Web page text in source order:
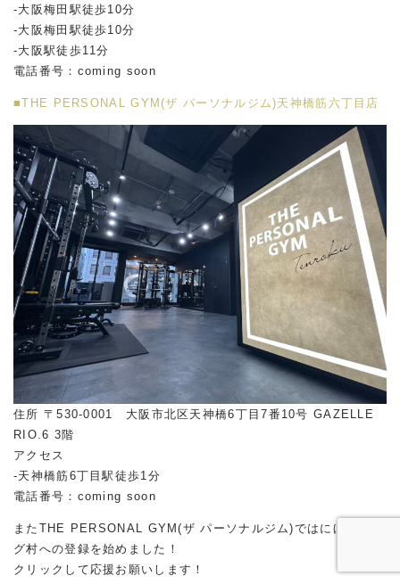
-大阪梅田駅徒歩10分
-大阪梅田駅徒歩10分
-大阪駅徒歩11分
電話番号：coming soon
■THE PERSONAL GYM(ザ パーソナルジム)天神橋筋六丁目店
住所 〒530-0001 大阪市北区天神橋6丁目7番10号 GAZELLE
RIO.6 3階
アクセス
-天神橋筋6丁目駅徒歩1分
電話番号：coming soon
またTHE PERSONAL GYM(ザ パーソナルジム)ではにほんブロ
グ村への登録を始めました！
クリックして応援お願いします！